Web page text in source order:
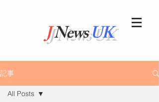
JNewsUK
記事
All Posts